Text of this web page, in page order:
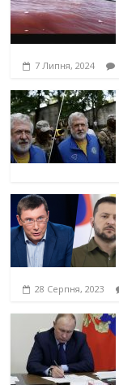
7 Липня, 2024
28 Серпня, 2023